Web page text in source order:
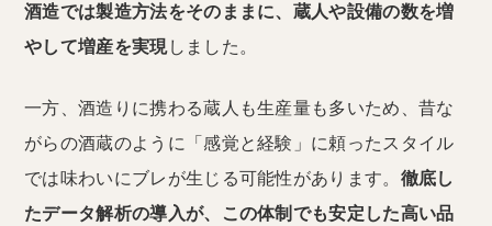
酒造では製造方法をそのままに、蔵人や設備の数を増
やして増産を実現しました。
一方、酒造りに携わる蔵人も生産量も多いため、昔な
がらの酒蔵のように「感覚と経験」に頼ったスタイル
では味わいにブレが生じる可能性があります。 徹底し
たデータ解析の導入が、この体制でも安定した高い品